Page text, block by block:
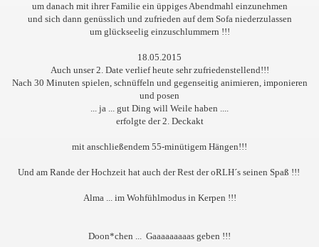
um danach mit ihrer Familie ein üppiges Abendmahl einzunehmen
und sich dann genüsslich und zufrieden auf dem Sofa niederzulassen
um glückseelig einzuschlummern !!!
18.05.2015
Auch unser 2. Date verlief heute sehr zufriedenstellend!!!
Nach 30 Minuten spielen, schnüffeln und gegenseitig animieren, imponieren
und posen
... ja ... gut Ding will Weile haben ....
erfolgte der 2. Deckakt
mit anschließendem 55-minütigem Hängen!!!
Und am Rande der Hochzeit hat auch der Rest der oRLH´s seinen Spaß !!!
Alma ... im Wohfühlmodus in Kerpen !!!
Doon*chen ... Gaaaaaaaaas geben !!!